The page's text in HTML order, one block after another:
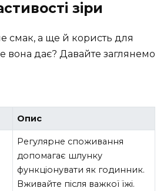
зіри
смак, а ще й користь для
вона дає? Давайте заглянемо
Опис
Регулярне споживання
допомагає шлунку
функціонувати як годинник.
Вживайте після важкої їжі.